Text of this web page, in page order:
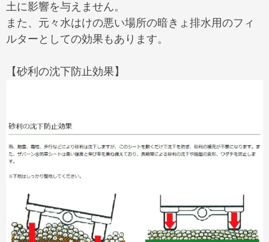
土に影響を与えません。
また、元々水はけの悪い場所の暗きょ排水用のフィ
ルターとしての効果もあります。
【砂利の沈下防止効果】